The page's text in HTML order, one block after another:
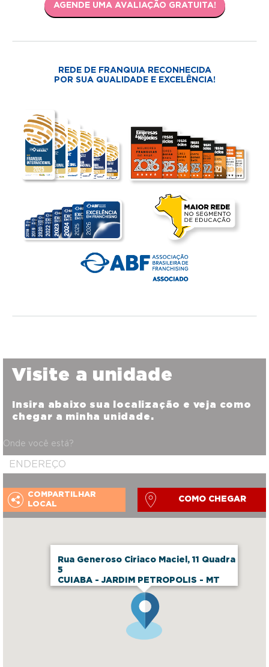
AGENDE UMA AVALIAÇÃO GRATUITA!
REDE DE FRANQUIA RECONHECIDA
POR SUA QUALIDADE E EXCELÊNCIA!
Rua Generoso Ciriaco Maciel, 11 Quadra
5
CUIABA - JARDIM PETROPOLIS - MT
Visite a unidade
Insira abaixo sua localização e veja como
chegar a minha unidade.
Onde você está?
COMPARTILHAR
LOCAL
COMO CHEGAR